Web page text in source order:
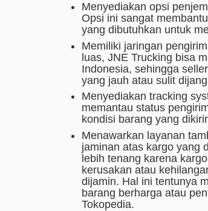
Menyediakan opsi
Opsi ini sangat
yang dibutuhkan untuk
Memiliki jaringan
luas, JNE Trucking bisa
Indonesia, sehingga
yang jauh atau sulit
Menyediakan tracking
memantau status
kondisi barang yang
Menawarkan layanan
jaminan atas kargo yang
lebih tenang karena
kerusakan atau
dijamin. Hal ini tentunya
barang berharga atau
Tokopedia.